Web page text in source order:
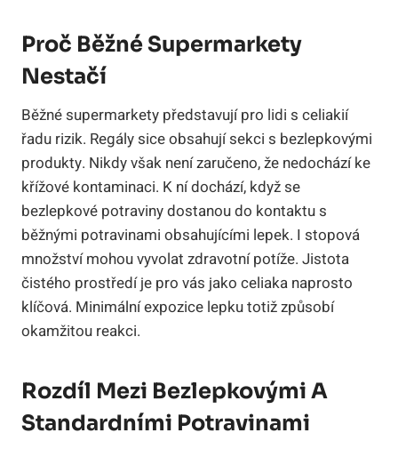
Proč Běžné Supermarkety
Nestačí
Běžné supermarkety představují pro lidi s celiakií
řadu rizik. Regály sice obsahují sekci s bezlepkovými
produkty. Nikdy však není zaručeno, že nedochází ke
křížové kontaminaci. K ní dochází, když se
bezlepkové potraviny dostanou do kontaktu s
běžnými potravinami obsahujícími lepek. I stopová
množství mohou vyvolat zdravotní potíže. Jistota
čistého prostředí je pro vás jako celiaka naprosto
klíčová. Minimální expozice lepku totiž způsobí
okamžitou reakci.
Rozdíl Mezi Bezlepkovými A
Standardními Potravinami